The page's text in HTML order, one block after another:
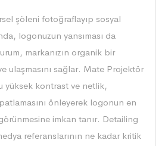
şöleni fotoğraflayıp sosyal
logonuzun yansıması da
markanızın organik bir
ulaşmasını sağlar. Mate Projektör
yüksek kontrast ve netlik,
önleyerek logonun en
imkan tanır. Detailing
referanslarının ne kadar kritik